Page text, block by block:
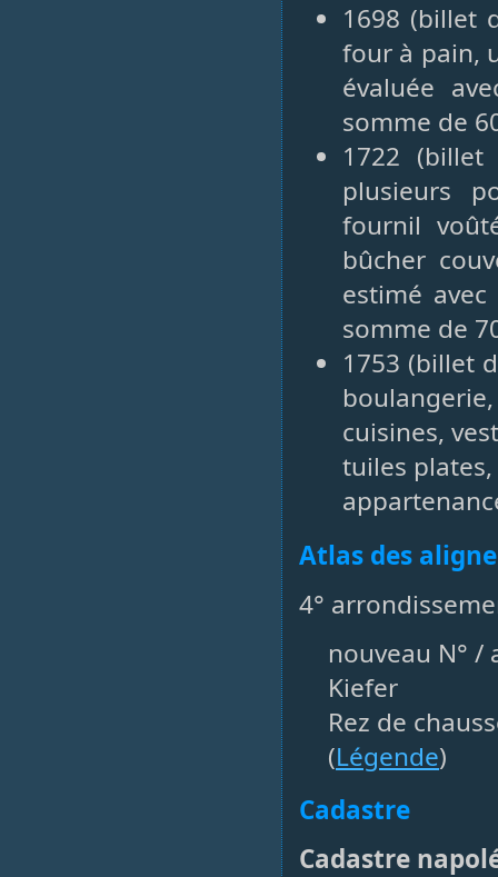
1698 (billet
four à pain,
évaluée
somme de
1722 (billet
plusieurs
fournil
bûcher
estimé
somme de
1753 (billet
cuisines,
tuiles
Atlas des
4°
nouveau N° /
Kiefer
Rez de
(Légende)
Cadastre
Cadastre